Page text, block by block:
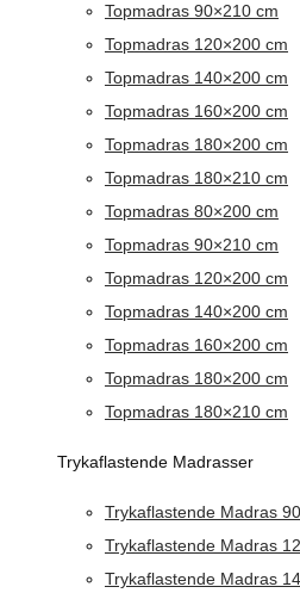
Topmadras 90×210 cm
Topmadras 120×200 cm
Topmadras 140×200 cm
Topmadras 160×200 cm
Topmadras 180×200 cm
Topmadras 180×210 cm
Topmadras 80×200 cm
Topmadras 90×210 cm
Topmadras 120×200 cm
Topmadras 140×200 cm
Topmadras 160×200 cm
Topmadras 180×200 cm
Topmadras 180×210 cm
Trykaflastende Madrasser
Trykaflastende Madras
Trykaflastende Madras
Trykaflastende Madras